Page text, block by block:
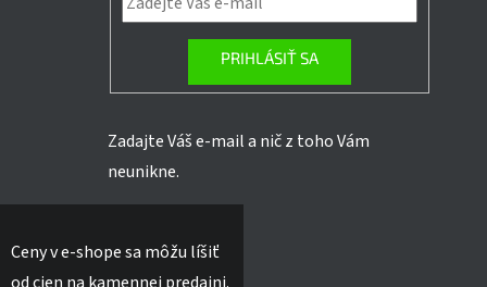
PRIHLÁSIŤ SA
Zadajte Váš e-mail a nič z toho Vám
neunikne.
Ceny v e-shope sa môžu líšiť